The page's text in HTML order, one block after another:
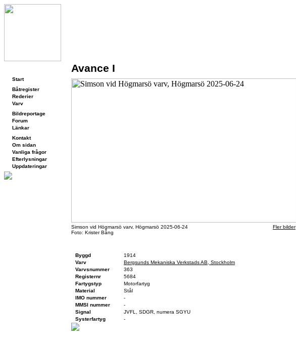
Start
Båtregister
Rederier
Varv
Bildreportage
Forum
Länkar
Kontakt
Om sidan
Vanliga frågor
Efterlysningar
Uppdateringar
Avance I
Simson vid Högmarsö varv, Högmarsö 2025-06-24
Foto: Krister Bång
Fler bilder
Byggd
1914
Varv
Bergsunds Mekaniska Verkstads AB, Stockholm
Varvsnummer
363
Registernr
5684
Fartygstyp
Motorfartyg
Material
Stål
IMO nummer
-
MMSI nummer
-
Signal
JVFL, SDGR, numera SGYU
Systerfartyg
-